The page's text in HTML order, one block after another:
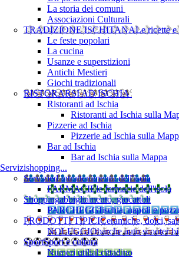
La storia dei comuni
Associazioni Culturali
TRADIZIONE ISCHITANALe ricette
Le feste popolari
La cucina
Usanze e superstizioni
Antichi Mestieri
Giochi tradizionali
RISTORARSI AD ISCHIA
Ristoranti ad Ischia
Ristoranti ad Ischia sulla
Pizzerie ad Ischia
Pizzerie ad Ischia sulla
Bar ad Ischia
Bar ad Ischia sulla Mappa
Servizishopping...
Servizied intrattenimento dell'isola
FARMACIEle farmacie dell'isola
Shoppingabbigliamento, giocattoli
PARCHEGGIischia, napoli e
PRODOTTI TIPICICeramiche, dolci,
NOLEGGIObarche auto scooter
SportSport e cultura
Numeri utilial cittadino